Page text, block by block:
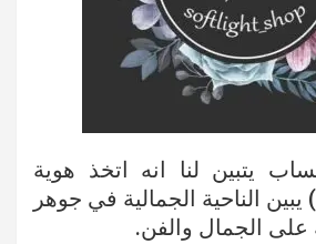
يتبين لنا انه اتخذ هوية
الناحية الجمالية في جوهر
على الجمال والفن.